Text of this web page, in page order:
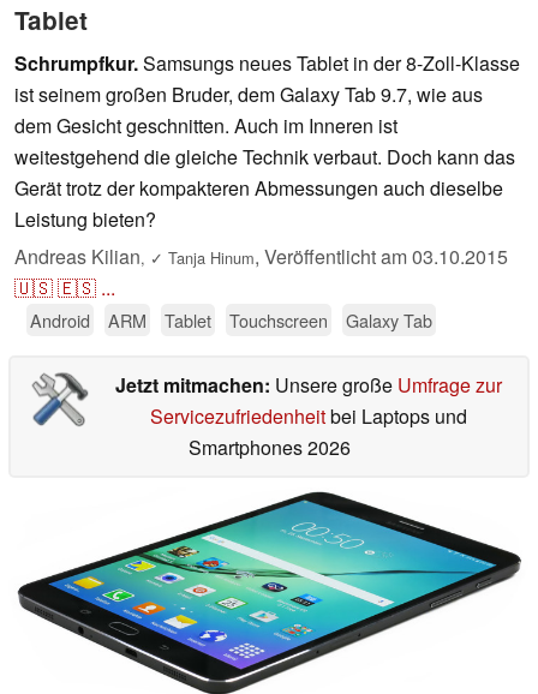
Tablet
Schrumpfkur.Samsungs neues Tablet in der 8-Zoll-Klasse
ist seinem großen Bruder, dem Galaxy Tab 9.7, wie aus
dem Gesicht geschnitten. Auch im Inneren ist
weitestgehend die gleiche Technik verbaut. Doch kann das
Gerät trotz der kompakteren Abmessungen auch dieselbe
Leistung bieten?
Andreas Kilian, ✓ Tanja Hinum, Veröffentlicht am03.10.2015
🇺🇸🇪🇸 ...
Android ARM Tablet Touchscreen Galaxy Tab
Jetzt mitmachen: Unsere große Umfrage zur
Servicezufriedenheitbei Laptops und
Smartphones 2026